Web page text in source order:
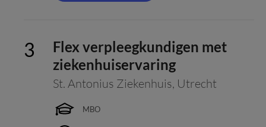
Flex verpleegkundigen met
ziekenhuiservaring
St. Antonius Ziekenhuis, Utrecht
MBO